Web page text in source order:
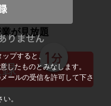
プすると、
したものとみなします。
ールの受信を許可して下さ
。
び直しまで
が見放題